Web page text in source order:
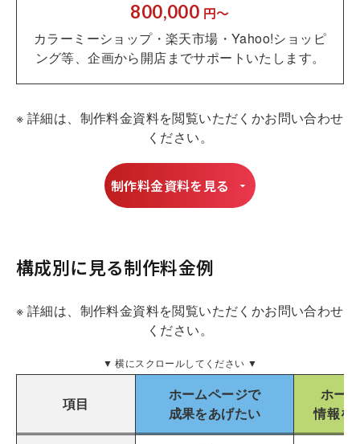
800,000 円～
カラーミーショップ・楽天市場・Yahoo!ショッピ
ング等、企画から開店までサポートいたします。
※ 詳細は、制作料金資料を閲覧いただくかお問い合わせ
ください。
制作料金資料を見る
構成別に見る制作料金例
※ 詳細は、制作料金資料を閲覧いただくかお問い合わせ
ください。
▼ 横にスクロールしてください ▼
項目
ホームページで
成果をあげたい
ホー
情報を